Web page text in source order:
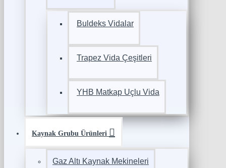
Buldeks Vidalar
Trapez Vida Çeşitleri
YHB Matkap Uçlu Vida
Kaynak Grubu Ürünleri
Gaz Altı Kaynak Mekineleri